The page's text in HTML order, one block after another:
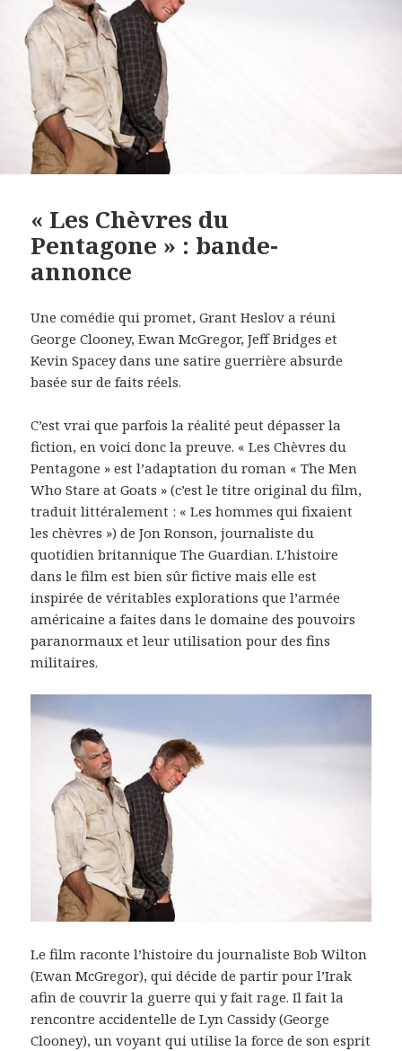
« Les Chèvres du
Pentagone » : bande-
annonce
Une comédie qui promet, Grant Heslov a réuni
George Clooney, Ewan McGregor, Jeff Bridges et
Kevin Spacey dans une satire guerrière absurde
basée sur de faits réels.
C’est vrai que parfois la réalité peut dépasser la
fiction, en voici donc la preuve. « Les Chèvres du
Pentagone » est l’adaptation du roman « The Men
Who Stare at Goats » (c’est le titre original du film,
traduit littéralement : « Les hommes qui fixaient
les chèvres ») de Jon Ronson, journaliste du
quotidien britannique The Guardian. L’histoire
dans le film est bien sûr fictive mais elle est
inspirée de véritables explorations que l’armée
américaine a faites dans le domaine des pouvoirs
paranormaux et leur utilisation pour des fins
militaires.
Le film raconte l’histoire du journaliste Bob Wilton
(Ewan McGregor), qui décide de partir pour l’Irak
afin de couvrir la guerre qui y fait rage. Il fait la
rencontre accidentelle de Lyn Cassidy (George
Clooney), un voyant qui utilise la force de son esprit